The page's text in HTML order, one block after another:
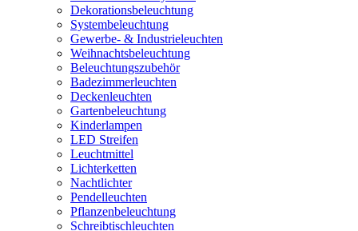
Dekorationsbeleuchtung
Systembeleuchtung
Gewerbe- & Industrieleuchten
Weihnachtsbeleuchtung
Beleuchtungszubehör
Badezimmerleuchten
Deckenleuchten
Gartenbeleuchtung
Kinderlampen
LED Streifen
Leuchtmittel
Lichterketten
Nachtlichter
Pendelleuchten
Pflanzenbeleuchtung
Schreibtischleuchten